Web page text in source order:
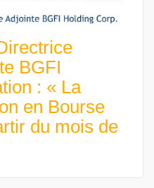
BGFI
: « La
en Bourse
du mois de